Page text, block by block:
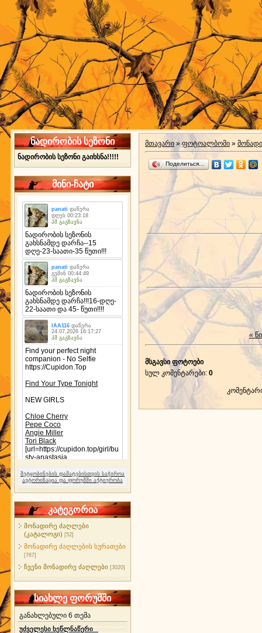
ნადირობის სეზონი
ნადირობის სეზონი გაიხსნა!!!!!
მინი-ჩატი
შეტყობინების დამატებისთვის საჭიროა
ავტორიზაცია და ფორუმში აქტიურობა
კატეგორია
მონადირე ძაღლები
(კატალოგი) [52]
მონადირე ძაღლების სურათები
[767]
ჩვენი მონადირე ძაღლები [3020]
სიახლე ფორუმში
განახლებული 6 თემა
უძველესი ხეწლნაწერი
მთავარი » ფოტოალბომი »
Поделиться…
«
მსგავსი ფოტოები
სულ კომენტარები: 0